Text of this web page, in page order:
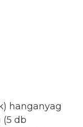
hanganyag
(5 db